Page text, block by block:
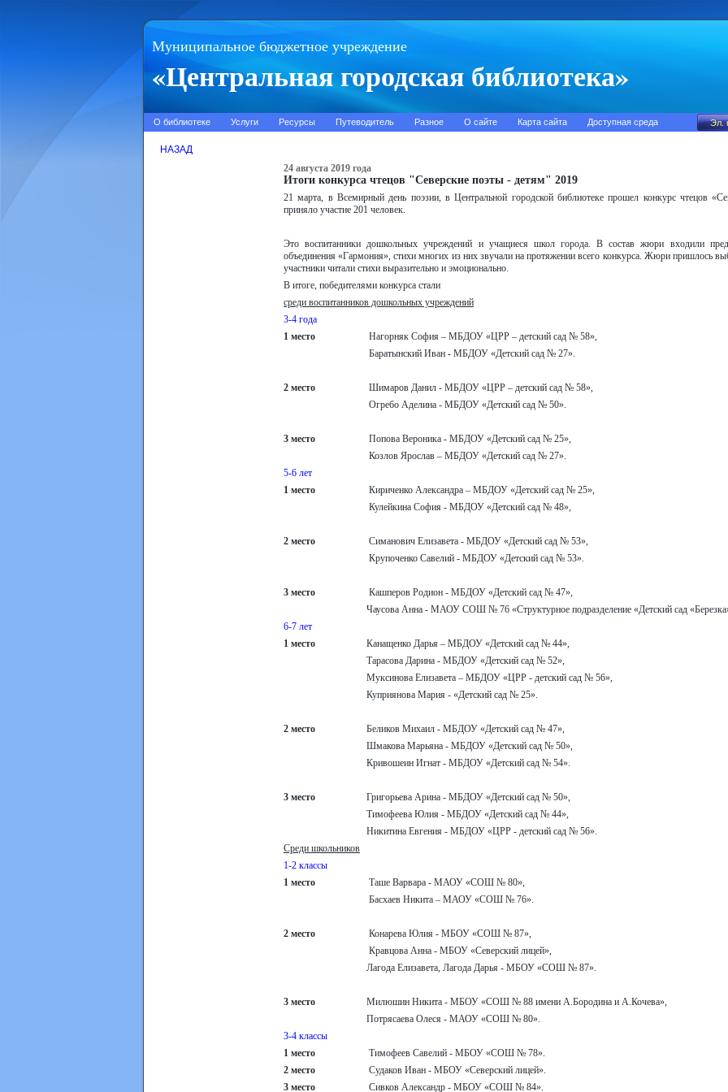
Муниципальное бюджетное учреждение
«Центральная городская библиотека»
О библиотеке Услуги Ресурсы Путеводитель Разное О сайте Карта сайта Доступная среда
НАЗАД
24 августа 2019 года
Итоги конкурса чтецов "Северские поэты - детям" 2019
21 марта, в Всемирный день поэзии, в Центральной городской библиотеке прошел конкурс чтецов
приняло участие 201 человек.
Это воспитанники дошкольных учреждений и учащиеся школ города. В состав жюри входили
объединения «Гармония», стихи многих из них звучали на протяжении всего конкурса. Жюри пришлось
участники читали стихи выразительно и эмоционально.
В итоге, победителями конкурса стали
среди воспитанников дошкольных учреждений
3-4 года
1 место Нагорняк София – МБДОУ «ЦРР – детский сад № 58»,
Баратынский Иван - МБДОУ «Детский сад № 27».
2 место Шимаров Данил - МБДОУ «ЦРР – детский сад № 58»,
Огребо Аделина - МБДОУ «Детский сад № 50».
3 место Попова Вероника - МБДОУ «Детский сад № 25»,
Козлов Ярослав – МБДОУ «Детский сад № 27».
5-6 лет
1 место Кириченко Александра – МБДОУ «Детский сад № 25»,
Кулейкина София - МБДОУ «Детский сад № 48»,
2 место Симанович Елизавета - МБДОУ «Детский сад № 53»,
Крупоченко Савелий - МБДОУ «Детский сад № 53».
3 место Кашперов Родион - МБДОУ «Детский сад № 47»,
Чаусова Анна - МАОУ СОШ № 76 «Структурное подразделение «Детский сад
6-7 лет
1 место Канащенко Дарья – МБДОУ «Детский сад № 44»,
Тарасова Дарина - МБДОУ «Детский сад № 52»,
Муксинова Елизавета – МБДОУ «ЦРР - детский сад № 56»,
Куприянова Мария - «Детский сад № 25».
2 место Беликов Михаил - МБДОУ «Детский сад № 47»,
Шмакова Марьяна - МБДОУ «Детский сад № 50»,
Кривошеин Игнат - МБДОУ «Детский сад № 54».
3 место Григорьева Арина - МБДОУ «Детский сад № 50»,
Тимофеева Юлия - МБДОУ «Детский сад № 44»,
Никитина Евгения - МБДОУ «ЦРР - детский сад № 56».
Среди школьников
1-2 классы
1 место Таше Варвара - МАОУ «СОШ № 80»,
Басхаев Никита – МАОУ «СОШ № 76».
2 место Конарева Юлия - МБОУ «СОШ № 87»,
Кравцова Анна - МБОУ «Северский лицей»,
Лагода Елизавета, Лагода Дарья - МБОУ «СОШ № 87».
3 место Милюшин Никита - МБОУ «СОШ № 88 имени А.Бородина и А.Кочева»,
Потрясаева Олеся - МАОУ «СОШ № 80».
3-4 классы
1 место Тимофеев Савелий - МБОУ «СОШ № 78».
2 место Судаков Иван - МБОУ «Северский лицей».
3 место Сивков Александр - МБОУ «СОШ № 84».